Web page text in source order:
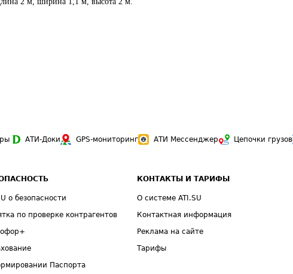
АТИ-Доки GPS-мониторинг АТИ Мессенджер Цепочки грузов
о безопасности
по проверке контрагентов
Паспорта
КОНТАКТЫ И ТАРИФЫ
О системе ATI.SU
Контактная информация
Реклама на сайте
Тарифы